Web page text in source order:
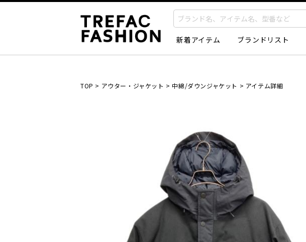
新着アイテム ブランドリスト
TOP > アウター・ジャケット >中綿/ダウンジャケット > アイテム詳細